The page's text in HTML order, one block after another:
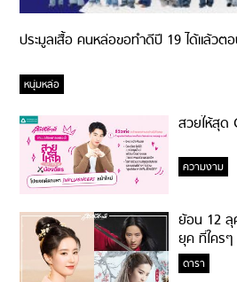
ประมูลเสื้อ คนหล่อขอทำดีปี 19 ได้แล้วต
หนุ่มหล่อ
สวยให้สุด
ความงาม
ย้อน 12 ลุ
ยุค ที่ใครๆ
ดารา